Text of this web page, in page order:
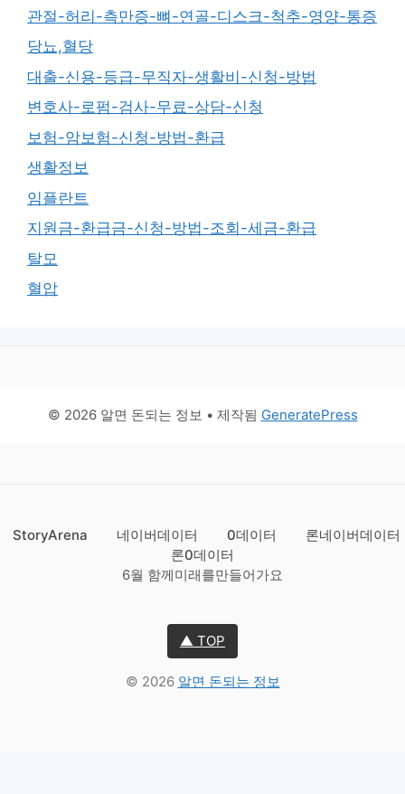
관절-허리-측만증-뼈-연골-디스크-척추-영양-통증
당뇨,혈당
대출-신용-등급-무직자-생활비-신청-방법
변호사-로펌-검사-무료-상담-신청
보험-암보험-신청-방법-환급
생활정보
임플란트
지원금-환급금-신청-방법-조회-세금-환급
탈모
혈압
© 2026 알면 돈되는 정보 • 제작됨 GeneratePress
StoryArena 네이버데이터 0데이터
론네이버데이터
론0데이터
6월 함께미래를만들어가요
▲ TOP
© 2026 알면 돈되는 정보